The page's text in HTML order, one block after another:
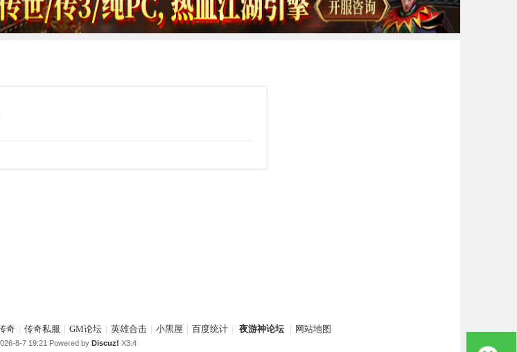
奇 | 传奇私服 | GM论坛 | 英雄合击 | 小黑屋 | 百度统计 | 夜游神论坛 | 网站地图
8-7 19:21 Powered by Discuz! X3.4